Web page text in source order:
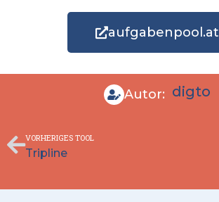
aufgabenpool.at
Autor: digto
VORHERIGES TOOL
Tripline